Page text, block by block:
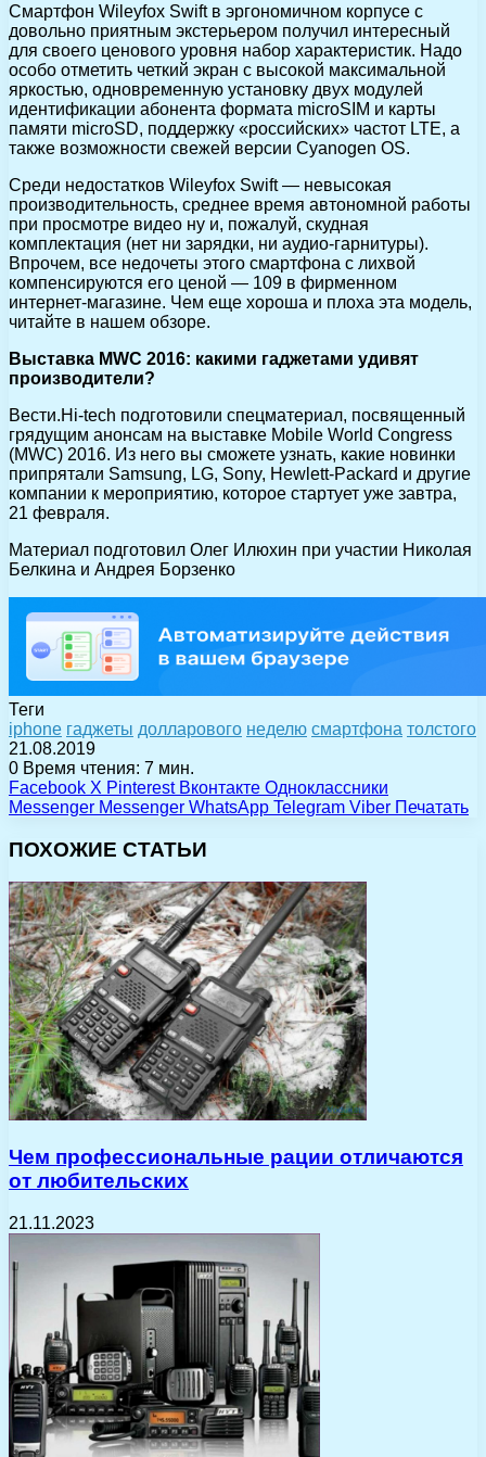
Смартфон Wileyfox Swift в эргономичном корпусе с
довольно приятным экстерьером получил интересный
для своего ценового уровня набор характеристик. Надо
особо отметить четкий экран с высокой максимальной
яркостью, одновременную установку двух модулей
идентификации абонента формата microSIM и карты
памяти microSD, поддержку «российских» частот LTE, а
также возможности свежей версии Cyanogen OS.
Среди недостатков Wileyfox Swift — невысокая
производительность, среднее время автономной работы
при просмотре видео ну и, пожалуй, скудная
комплектация (нет ни зарядки, ни аудио-гарнитуры).
Впрочем, все недочеты этого смартфона с лихвой
компенсируются его ценой — 109 в фирменном
интернет-магазине. Чем еще хороша и плоха эта модель,
читайте в нашем обзоре.
Выставка MWC 2016: какими гаджетами удивят
производители?
Вести.Hi-tech подготовили спецматериал, посвященный
грядущим анонсам на выставке Mobile World Congress
(MWC) 2016. Из него вы сможете узнать, какие новинки
припрятали Samsung, LG, Sony, Hewlett-Packard и другие
компании к мероприятию, которое стартует уже завтра,
21 февраля.
Материал подготовил Олег Илюхин при участии Николая
Белкина и Андрея Борзенко
Теги
iphone гаджеты долларового неделю смартфона толстого
21.08.2019
0 Время чтения: 7 мин.
Facebook X Pinterest Вконтакте Одноклассники
Messenger Messenger WhatsApp Telegram Viber Печатать
ПОХОЖИЕ СТАТЬИ
Чем профессиональные рации отличаются
от любительских
21.11.2023